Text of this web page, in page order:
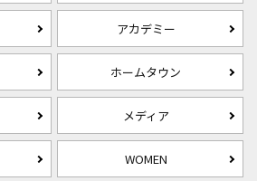
アカデミー
ホームタウン
メディア
WOMEN